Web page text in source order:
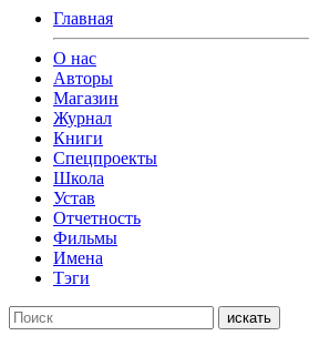
Главная
О нас
Авторы
Магазин
Журнал
Книги
Спецпроекты
Школа
Устав
Отчетность
Фильмы
Имена
Тэги
искать